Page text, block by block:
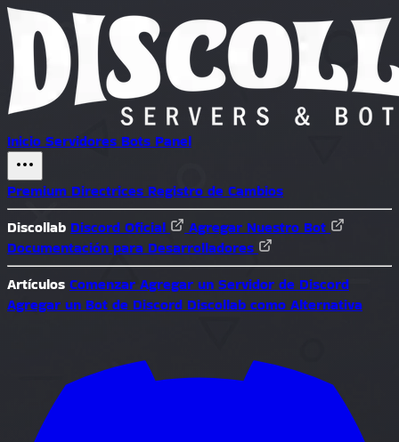
Inicio Servidores Bots Panel
Premium Directrices Registro de Cambios
Discollab Discord Oficial
Agregar Nuestro Bot
Documentación para Desarrolladores
Artículos Comenzar Agregar un Servidor de Discord
Agregar un Bot de Discord Discollab como Alternativa